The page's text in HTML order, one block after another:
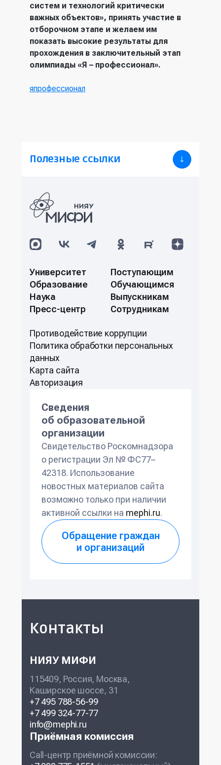
систем и технологий критически
важных объектов», принять участие в
отборочном этапе и желаем им
показать высокие результаты для
прохождения в заключительный этап
олимпиады «Я – профессионал».
япрофессионал
Полезные ссылки
Университет
Образование
Наука
Пресс-центр
Поступающим
Обучающимся
Выпускникам
Сотрудникам
Противодействие коррупции
Политикa обработки персональных
данных
Карта сайта
Авторизация
Сведения
об образовательной
организации
Свидетельство Роскомнадзора
о регистрации Эл № ФС77–
42318. Использование
новостных материалов сайта
возможно только при наличии
активной ссылки на mephi.ru.
Обращение граждан
и организаций
Контакты
НИЯУ МИФИ
115409, Россия, Москва,
Каширское шоссе, 31
+7 495 788-56-99
+7 499 324-77-77
info@mephi.ru
Приёмная комиссия
Call-центр приёмной комиссии: